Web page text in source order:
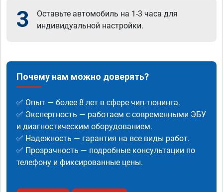
3
Оставьте автомобиль на 1-3 часа для
индивидуальной настройки.
Почему нам можно доверять?
✅ Опыт — более 8 лет в сфере чип-тюнинга.
✅ Экспертность — работаем с современными ЭБУ
и диагностическим оборудованием.
✅ Надежность — гарантия на все виды работ.
✅ Прозрачность — подробные консультации по
телефону и фиксированные цены.